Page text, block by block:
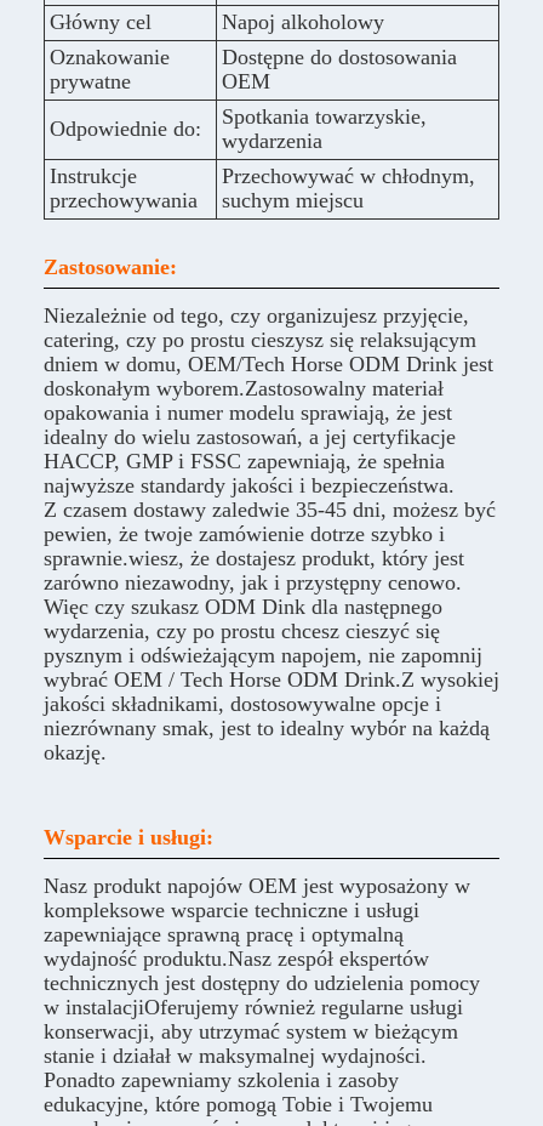
Główny cel
Napoj alkoholowy
Oznakowanie
prywatne
Dostępne do dostosowania
OEM
Odpowiednie do:
Spotkania towarzyskie,
wydarzenia
Instrukcje
przechowywania
Przechowywać w chłodnym,
suchym miejscu
Zastosowanie:
Niezależnie od tego, czy organizujesz przyjęcie,
catering, czy po prostu cieszysz się relaksującym
dniem w domu, OEM/Tech Horse ODM Drink jest
doskonałym wyborem.Zastosowalny materiał
opakowania i numer modelu sprawiają, że jest
idealny do wielu zastosowań, a jej certyfikacje
HACCP, GMP i FSSC zapewniają, że spełnia
najwyższe standardy jakości i bezpieczeństwa.
Z czasem dostawy zaledwie 35-45 dni, możesz być
pewien, że twoje zamówienie dotrze szybko i
sprawnie.wiesz, że dostajesz produkt, który jest
zarówno niezawodny, jak i przystępny cenowo.
Więc czy szukasz ODM Dink dla następnego
wydarzenia, czy po prostu chcesz cieszyć się
pysznym i odświeżającym napojem, nie zapomnij
wybrać OEM / Tech Horse ODM Drink.Z wysokiej
jakości składnikami, dostosowywalne opcje i
niezrównany smak, jest to idealny wybór na każdą
okazję.
Wsparcie i usługi:
Nasz produkt napojów OEM jest wyposażony w
kompleksowe wsparcie techniczne i usługi
zapewniające sprawną pracę i optymalną
wydajność produktu.Nasz zespół ekspertów
technicznych jest dostępny do udzielenia pomocy
w instalacjiOferujemy również regularne usługi
konserwacji, aby utrzymać system w bieżącym
stanie i działał w maksymalnej wydajności.
Ponadto zapewniamy szkolenia i zasoby
edukacyjne, które pomogą Tobie i Twojemu